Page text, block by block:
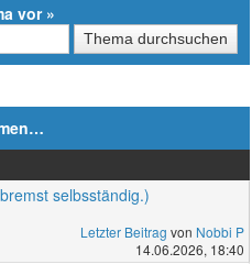
vor»
selbsständig.)
Letzter Beitrag von Nobbi P
14.06.2026, 18:40